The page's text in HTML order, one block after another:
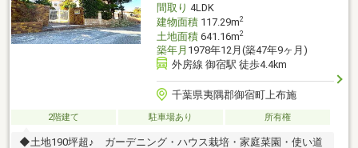
間取り 4LDK
建物面積117.29m2
土地面積641.16m2
築年月 1978年12月(築47年9ヶ月)
外房線 御宿駅 徒歩4.4km
千葉県夷隅郡御宿町上布施
2階建て 駐車場あり 所有権
◆土地190坪超♪ ガーデニング・ハウス栽培・家庭菜園・使い道